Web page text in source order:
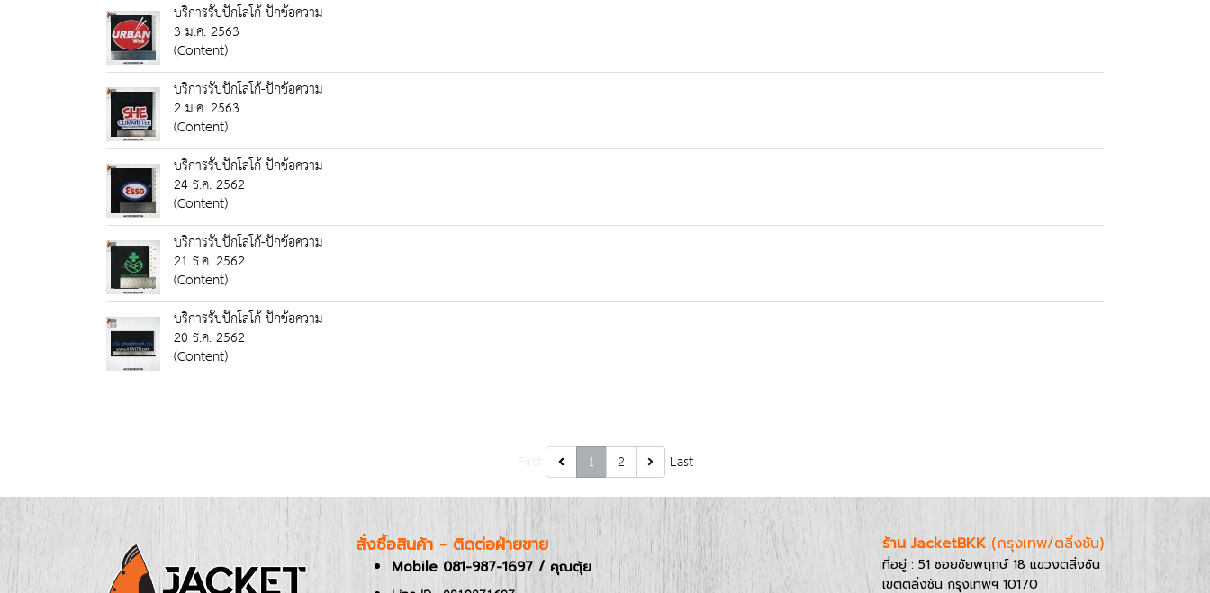
บริการรับปักโลโก้-ปักข้อความ
3 ม.ค. 2563
(Content)
บริการรับปักโลโก้-ปักข้อความ
2 ม.ค. 2563
(Content)
บริการรับปักโลโก้-ปักข้อความ
24 ธ.ค. 2562
(Content)
บริการรับปักโลโก้-ปักข้อความ
21 ธ.ค. 2562
(Content)
บริการรับปักโลโก้-ปักข้อความ
20 ธ.ค. 2562
(Content)
1 2 Last
สั่งซื้อสินค้า - ติดต่อฝ่ายขาย
Mobile 081-987-1697 / คุณตุ้ย
ร้าน JacketBKK(กรุงเทพ/ตลิ่งชัน)
ที่อยู่ : 51 ซอยชัยพฤกษ์ 18 แขวงตลิ่งชัน
เขตตลิ่งชัน กรุงเทพฯ 10170